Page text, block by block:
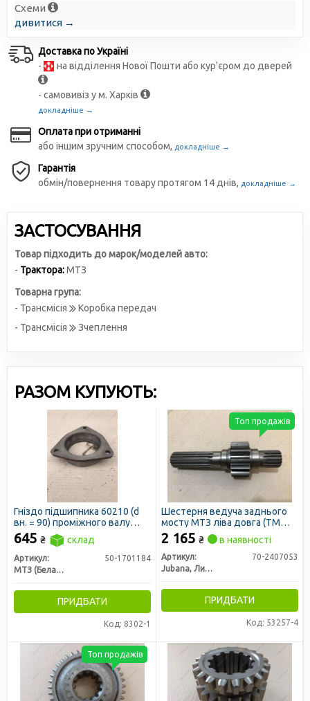
Схеми
дивитися →
Доставка по Україні
-
на відділення Нової Пошти або кур'єром до дверей
- самовивіз у м. Харків
докладніше →
Оплата при отриманні
або іншим зручним способом, докладніше →
Гарантія
обмін/повернення товару протягом 14 днів, докладніше →
ЗАСТОСУВАННЯ
Товар підходить до марок/моделей авто:
- Трактора:МТЗ
Товарна група:
- Трансмісія
Коробка передач
- Трансмісія
Зчеплення
РАЗОМ КУПУЮТЬ:
Гніздо підшипника 60210 (d
вн. = 90) проміжного валу
МТЗ (вир-во МТЗ)
645 ₴ склад
Артикул:
50-1701184
МТЗ (Беларусь)
ПРИДБАТИ
Код: 8302-1
Шестерня ведуча заднього
мосту МТЗ ліва довга (ТМ
JUBANA)
2 165 ₴ в наявності
Артикул:
70-2407053
Jubana, Литва
ПРИДБАТИ
Код: 53257-4
Топ продажів
Топ продажів